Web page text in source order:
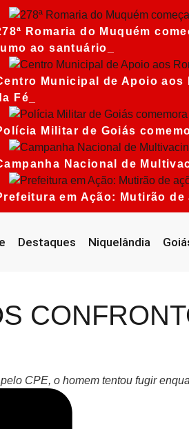
Romaria do Muquém
ao santuário
Municipal de Apoio
Fé
Militar de Goiás
Nacional de
em Ação: Mutirão
Destaques Niquelândia
CPE, o homem tentou fugir